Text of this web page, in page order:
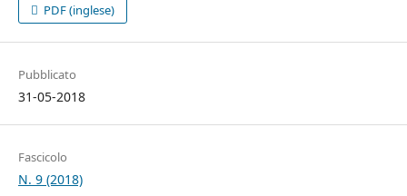
PDF (inglese)
Pubblicato
31-05-2018
Fascicolo
N. 9 (2018)